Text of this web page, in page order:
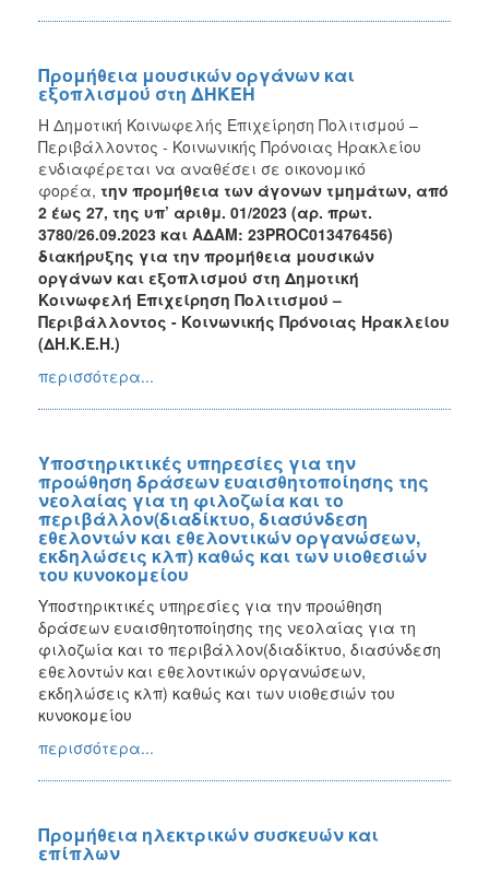
Προμήθεια μουσικών οργάνων και
εξοπλισμού στη ΔΗΚΕΗ
H Δημοτική Κοινωφελής Επιχείρηση Πολιτισμού –
Περιβάλλοντος - Κοινωνικής Πρόνοιας Ηρακλείου
ενδιαφέρεται να αναθέσει σε οικονομικό
φορέα, την προμήθεια των άγονων τμημάτων, από
2 έως 27, της υπ’ αριθμ. 01/2023 (αρ. πρωτ.
3780/26.09.2023 και ΑΔΑΜ: 23PROC013476456)
διακήρυξης για την προμήθεια μουσικών
οργάνων και εξοπλισμού στη Δημοτική
Κοινωφελή Επιχείρηση Πολιτισμού –
Περιβάλλοντος - Κοινωνικής Πρόνοιας Ηρακλείου
(ΔΗ.Κ.Ε.Η.)
περισσότερα...
Υποστηρικτικές υπηρεσίες για την
προώθηση δράσεων ευαισθητοποίησης της
νεολαίας για τη φιλοζωία και το
περιβάλλον(διαδίκτυο, διασύνδεση
εθελοντών και εθελοντικών οργανώσεων,
εκδηλώσεις κλπ) καθώς και των υιοθεσιών
του κυνοκομείου
Υποστηρικτικές υπηρεσίες για την προώθηση
δράσεων ευαισθητοποίησης της νεολαίας για τη
φιλοζωία και το περιβάλλον(διαδίκτυο, διασύνδεση
εθελοντών και εθελοντικών οργανώσεων,
εκδηλώσεις κλπ) καθώς και των υιοθεσιών του
κυνοκομείου
περισσότερα...
Προμήθεια ηλεκτρικών συσκευών και
επίπλων